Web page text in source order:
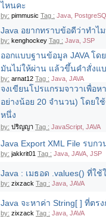
ไหนคะ
by: pimmusic Tag : Java,
Java อยากทราบข้อดีว่าทําไ
by: kenghockey Tag : Java, JSP
ออกแบบฐานข้อมูล JAVA โด
มันไม่ให้ผ่าน แล้วขึ้นคำสั่งแ
by: arnat12 Tag : Java, JAVA
จงเขียนโปรแกรมจาวาเพื่อ
อย่างน้อย 20 จำนวน) โดยใ
หนึ่ง
by: ปริญญา Tag : JavaScript, JAVA
Java Export XML File รบ
by: jakkrit01 Tag : Java, JAVA, JSP
Java : เมธอด .values() ที่ใ
by: zixzack Tag : Java, JAVA
Java จะหาค่า String[ ] ที่ตร
by: zixzack Tag : Java, JAVA